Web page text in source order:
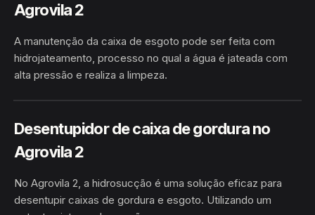
Agrovila 2
A manutenção da caixa de esgoto pode ser feita com
hidrojateamento, processo no qual a água é jateada com
alta pressão e realiza a limpeza.
HIDROJATEAMENTO AGROVILA 2 · GLÓRIA/BA
Desentupidor de caixa de gordura no
Agrovila 2
No Agrovila 2, a hidrosucção é uma solução eficaz para
desentupir caixas de gordura e esgoto. Utilizando um